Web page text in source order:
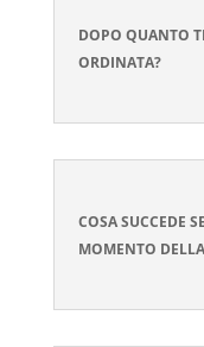
DOPO QUANTO
ORDINATA?
COSA SUCCEDE
MOMENTO